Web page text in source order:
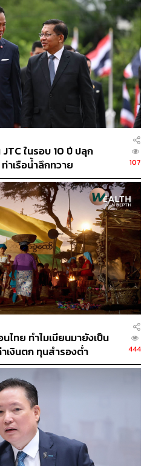
ในรอบ 10 ปี ปลุก
าเรือน้ำลึกทวาย
107
นไทย ทำไมเมียนมายังเป็น
เงินตก ทุนสำรองต่ำ
444